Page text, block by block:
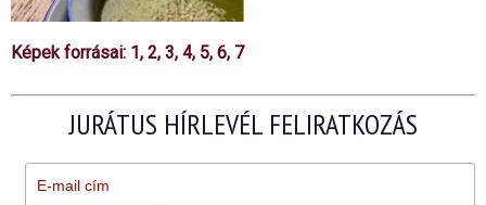
Képek forrásai: 1, 2, 3, 4, 5, 6, 7
JURÁTUS HÍRLEVÉL FELIRATKOZÁS